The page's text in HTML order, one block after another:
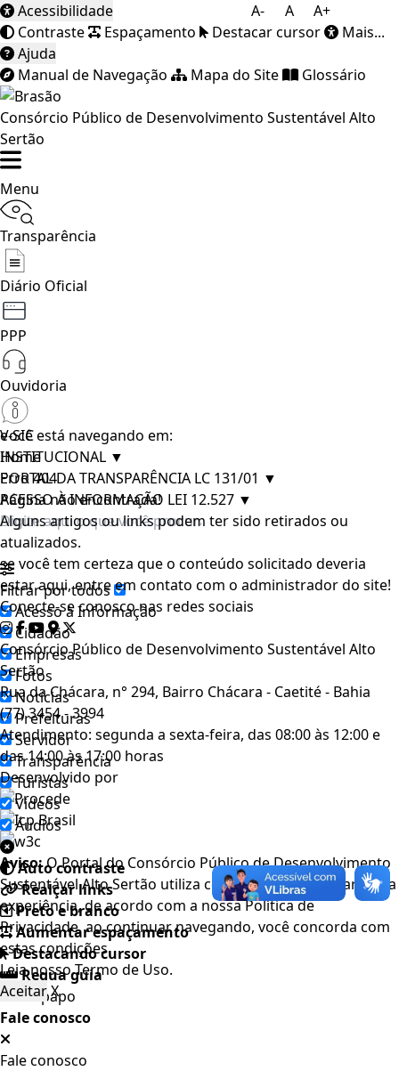
A- A A+
Acessibilidade
Contraste
Espaçamento Destacar cursor
Mais...
Ajuda
Manual de Navegação
Mapa do Site Glossário
Consórcio Público de Desenvolvimento Sustentável Alto
Sertão
Menu
Transparência
Diário Oficial
PPP
Ouvidoria
e-SIC
INSTITUCIONAL ▼
PORTAL DA TRANSPARÊNCIA LC 131/01 ▼
ACESSO À INFORMAÇÃO LEI 12.527 ▼
Filtrar por todos
Acesso à Informação
Cidadão
Empresas
Fotos
Notícias
Prefeituras
Servidor
Transparência
Turistas
Videos
Áudios
Auto contraste
Realçar links
Preto e branco
Aumentar espaçamento
Destacando cursor
Regua guia
Fale conosco
Fale conosco
Você está navegando em:
Home
Erro 404
Página não encontrada!
Alguns artigos ou links podem ter sido retirados ou
atualizados.
se você tem certeza que o conteúdo solicitado deveria
estar aqui, entre em contato com o administrador do site!
Conecte-se conosco nas redes sociais
Consórcio Público de Desenvolvimento Sustentável Alto
Sertão
Rua da Chácara, n° 294, Bairro Chácara - Caetité - Bahia
(77) 3454 - 3994
Atendimento: segunda a sexta-feira, das 08:00 às 12:00 e
das 14:00 às 17:00 horas
Desenvolvido por
Aviso:O Portal do Consórcio Público de Desenvolvimento
Sustentável Alto Sertão utiliza cookies para melhorar a sua
experiência, de acordo com a nossa Política de
Privacidade, ao continuar navegando, você concorda com
estas condições
Leia nossoTermo de Uso.
AceitarX